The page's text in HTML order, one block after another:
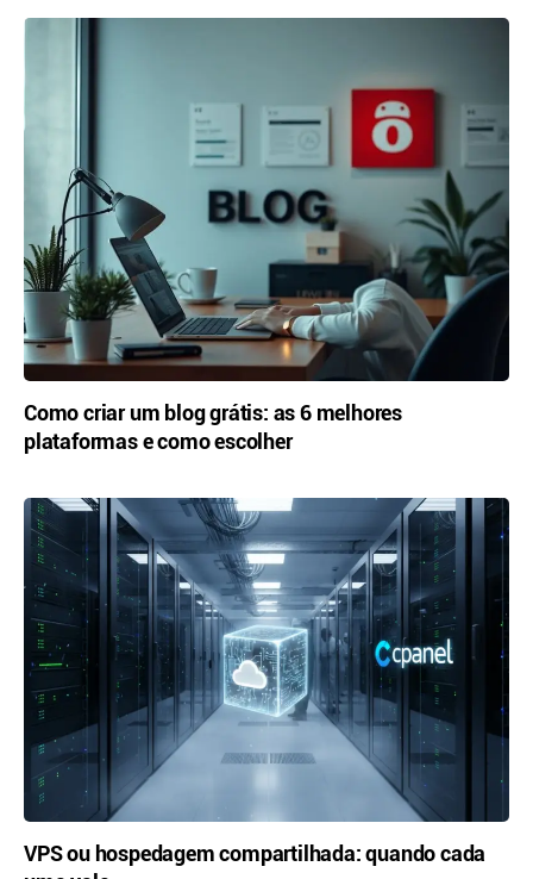
Como criar um blog grátis: as 6 melhores
plataformas e como escolher
VPS ou hospedagem compartilhada: quando cada